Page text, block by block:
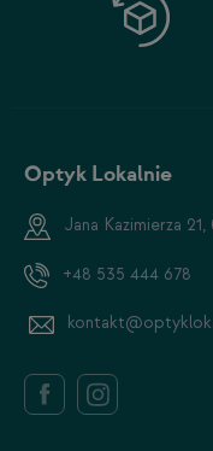
Optyk Lokalnie
Jana Kazimierza 21,
+48 535 444 678